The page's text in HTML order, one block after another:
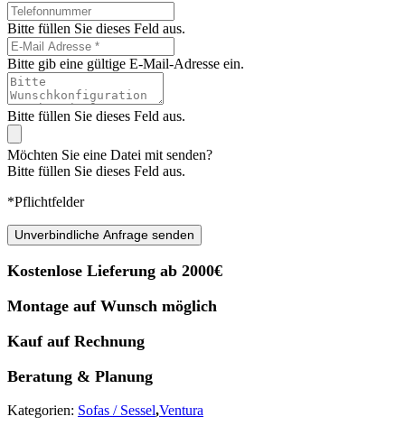
Bitte füllen Sie dieses Feld aus.
Bitte gib eine gültige E-Mail-Adresse ein.
Bitte füllen Sie dieses Feld aus.
Möchten Sie eine Datei mit senden?
Bitte füllen Sie dieses Feld aus.
*Pflichtfelder
Unverbindliche Anfrage senden
Kostenlose Lieferung ab 2000€
Montage auf Wunsch möglich
Kauf auf Rechnung
Beratung & Planung
Kategorien: Sofas / Sessel,Ventura